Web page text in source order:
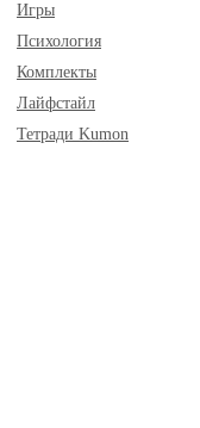
Игры
Психология
Комплекты
Лайфстайл
Тетради Kumon